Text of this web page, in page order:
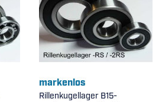
markenlos
Rillenkugellager B15-